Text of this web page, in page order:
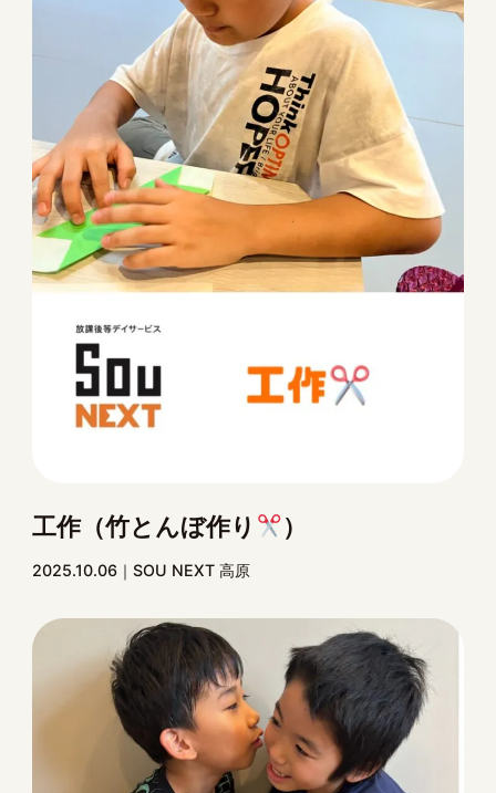
工作（竹とんぼ作り ）
2025.10.06 SOU NEXT 高原